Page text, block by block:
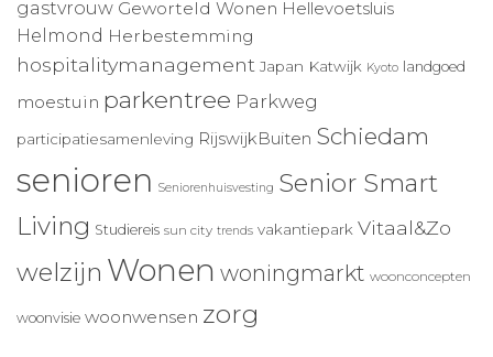
gastvrouw Geworteld Wonen Hellevoetsluis
Helmond Herbestemming
hospitalitymanagement Japan Katwijk Kyoto landgoed
moestuin parkentree Parkweg
participatiesamenleving RijswijkBuiten Schiedam
senioren Seniorenhuisvesting Senior Smart
Living Studiereis sun city trends vakantiepark Vitaal&Zo
welzijn Wonen woningmarkt woonconcepten
woonvisie woonwensen zorg